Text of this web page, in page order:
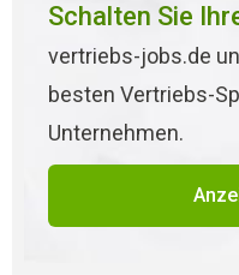
Schalten Sie
vertriebs-jobs.de
besten Vertriebs-
Unternehmen.